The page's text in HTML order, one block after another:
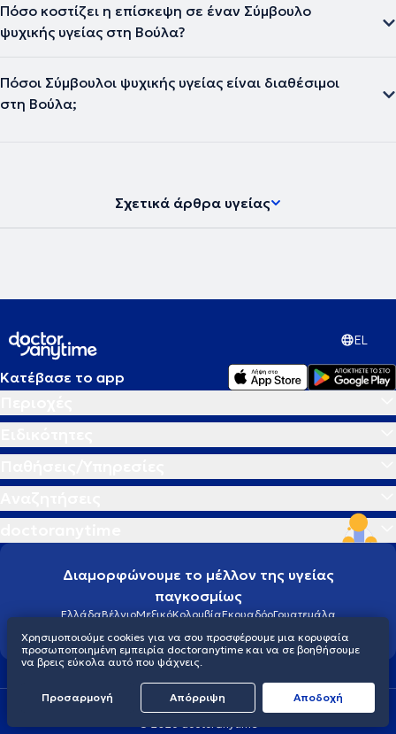
Πόσο κοστίζει η επίσκεψη σε έναν Σύμβουλο
ψυχικής υγείας στη Βούλα?
Πόσοι Σύμβουλοι ψυχικής υγείας είναι διαθέσιμοι
στη Βούλα;
Σχετικά άρθρα υγείας
EL
Κατέβασε το app
Διαμορφώνουμε το μέλλον της υγείας
παγκοσμίως
ΕλλάδαΒέλγιοΜεξικόΚολομβίαΕκουαδόρΓουατεμάλα
Πολιτική προστασίας προσωπικού απορρήτου
© 2026 doctoranytime
Χρησιμοποιούμε cookies για να σου προσφέρουμε μια κορυφαία
προσωποποιημένη εμπειρία doctoranytime και να σε βοηθήσουμε
να βρεις εύκολα αυτό που ψάχνεις.
Προσαρμογή Απόρριψη Aποδοχή